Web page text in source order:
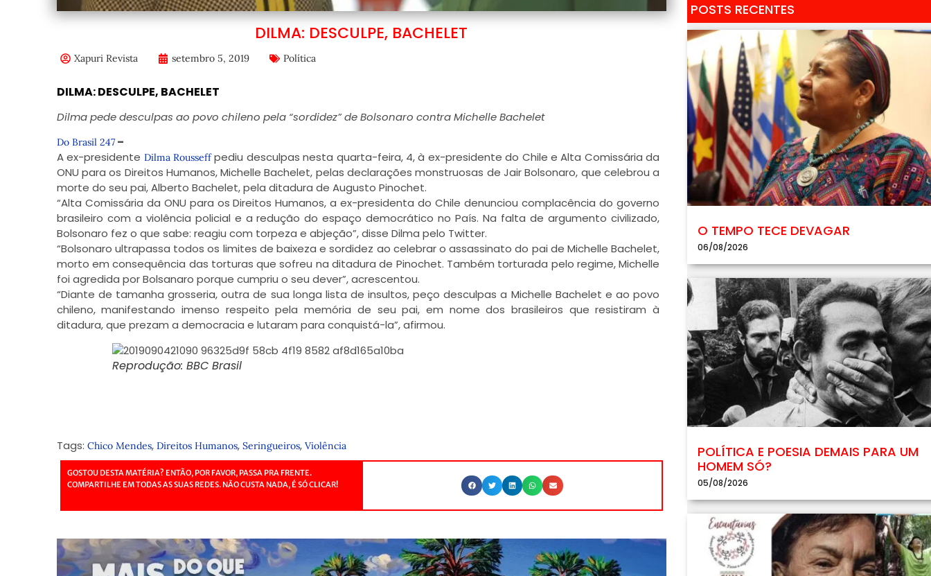
DILMA: DESCULPE, BACHELET
Xapuri Revista setembro 5, 2019 Política
DILMA: DESCULPE, BACHELET
Dilma pede desculpas ao povo chileno pela “sordidez” de Bolsonaro contra Michelle Bachelet
Do Brasil 247–
A ex-presidente Dilma Rousseffpediu desculpas nesta quarta-feira, 4, à ex-presidente do Chile e Alta Comissária da
ONU para os Direitos Humanos, Michelle Bachelet, pelas declarações monstruosas de Jair Bolsonaro, que celebrou a
morte do seu pai, Alberto Bachelet, pela ditadura de Augusto Pinochet.
“Alta Comissária da ONU para os Direitos Humanos, a ex-presidenta do Chile denunciou complacência do governo
brasileiro com a violência policial e a redução do espaço democrático no País. Na falta de argumento civilizado,
Bolsonaro fez o que sabe: reagiu com torpeza e abjeção”, disse Dilma pelo Twitter.
“Bolsonaro ultrapassa todos os limites de baixeza e sordidez ao celebrar o assassinato do pai de Michelle Bachelet,
morto em consequência das torturas que sofreu na ditadura de Pinochet. Também torturada pelo regime, Michelle
foi agredida por Bolsanaro porque cumpriu o seu dever”, acrescentou.
“Diante de tamanha grosseria, outra de sua longa lista de insultos, peço desculpas a Michelle Bachelet e ao povo
chileno, manifestando imenso respeito pela memória de seu pai, em nome dos brasileiros que resistiram à
ditadura, que prezam a democracia e lutaram para conquistá-la”, afirmou.
Reprodução: BBC Brasil
Tags: Chico Mendes, Direitos Humanos, Seringueiros, Violência
GOSTOU DESTA MATÉRIA? ENTÃO, POR FAVOR, PASSA PRA FRENTE.
COMPARTILHE EM TODAS AS SUAS REDES. NÃO CUSTA NADA, É SÓ CLICAR!
POSTS RECENTES
O TEMPO TECE DEVAGAR
06/08/2026
POLÍTICA E POESIA DEMAIS PARA UM
HOMEM SÓ?
05/08/2026